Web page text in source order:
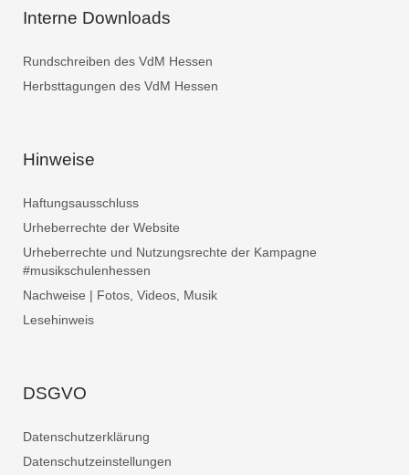
Interne Downloads
Rundschreiben des VdM Hessen
Herbsttagungen des VdM Hessen
Hinweise
Haftungsausschluss
Urheberrechte der Website
Urheberrechte und Nutzungsrechte der Kampagne
#musikschulenhessen
Nachweise | Fotos, Videos, Musik
Lesehinweis
DSGVO
Datenschutzerklärung
Datenschutzeinstellungen